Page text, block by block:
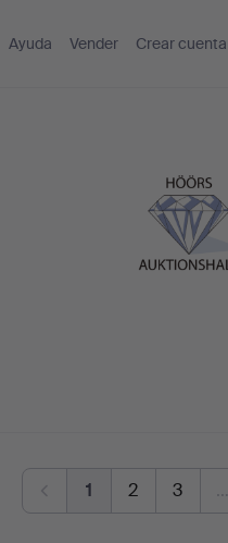
Ayuda Vender Crear cuenta
1 2 3 …